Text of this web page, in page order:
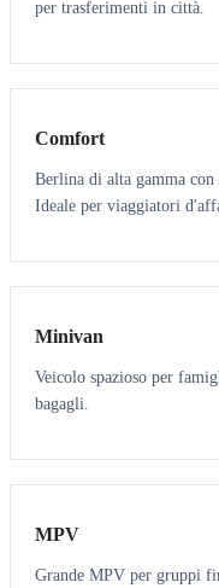
per trasferimenti in città.
3 3
Comfort
Berlina di alta gamma con
Ideale per viaggiatori
6 5
Minivan
Veicolo spazioso per
bagagli.
7 7
MPV
Grande MPV per gruppi